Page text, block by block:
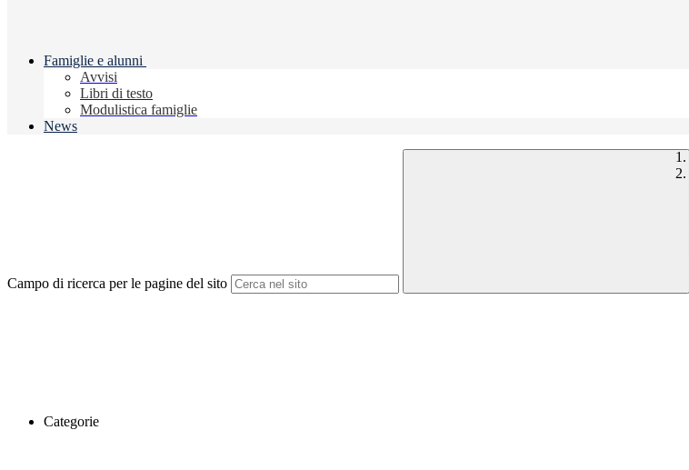
Famiglie e alunni
Avvisi
Libri di testo
Modulistica famiglie
News
Campo di ricerca per le pagine del sito
Categorie